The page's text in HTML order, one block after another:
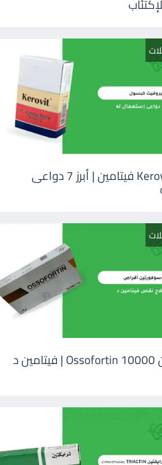
كيروفيت Kerovit فيتامين | أبرز 7 دواعى
اوسوفورتين 10000 Ossofortin | فيتامين د